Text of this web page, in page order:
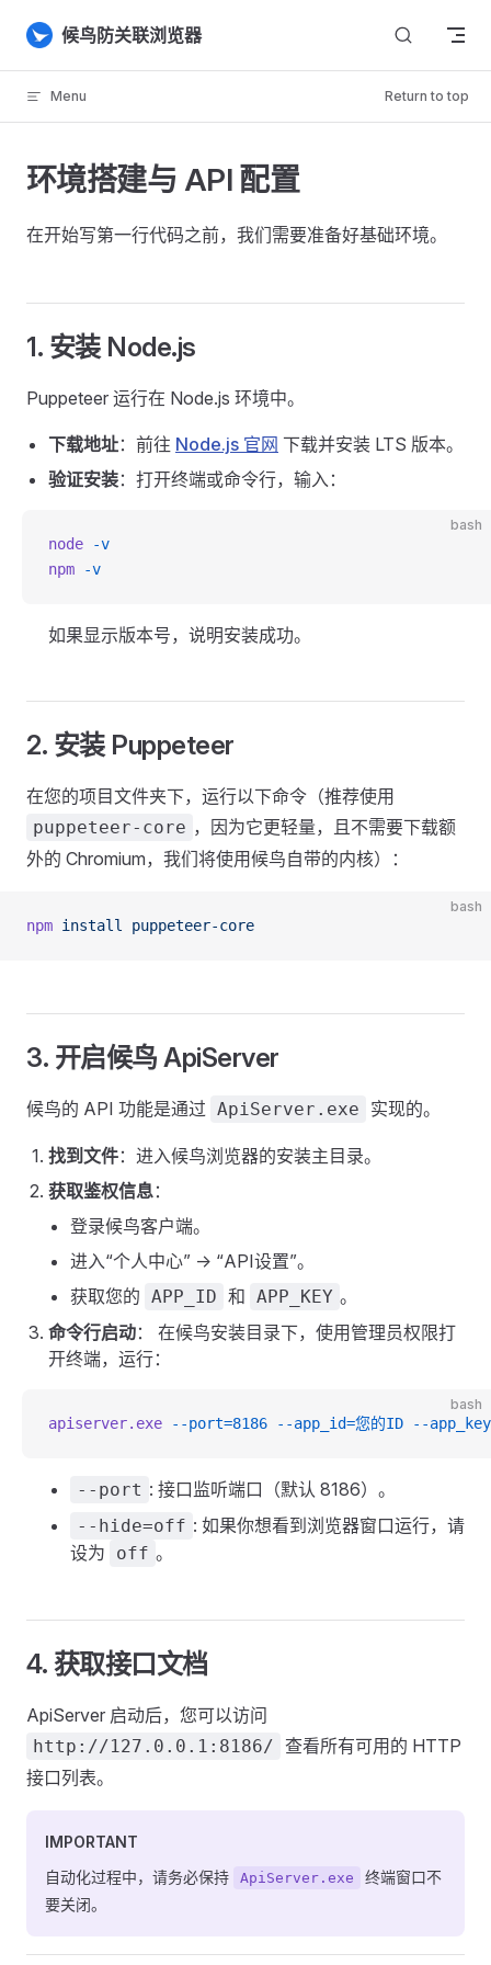
Skip to content
候鸟防关联浏览器
Menu Return to top
环境搭建与 API 配置
在开始写第一行代码之前，我们需要准备好基础环境。
1. 安装 Node.js
Puppeteer 运行在 Node.js 环境中。
下载地址：前往 Node.js 官网 下载并安装 LTS 版本。
验证安装：打开终端或命令行，输入：
bash
node -v
npm -v
如果显示版本号，说明安装成功。
2. 安装 Puppeteer
在您的项目文件夹下，运行以下命令（推荐使用
puppeteer-core ，因为它更轻量，且不需要下载额
外的 Chromium，我们将使用候鸟自带的内核）：
bash
npm install puppeteer-core
3. 开启候鸟 ApiServer
候鸟的 API 功能是通过 ApiServer.exe 实现的。
找到文件：进入候鸟浏览器的安装主目录。
获取鉴权信息：
登录候鸟客户端。
进入“个人中心” -> “API设置”。
获取您的 APP_ID 和 APP_KEY 。
命令行启动： 在候鸟安装目录下，使用管理员权限打
开终端，运行：
bash
apiserver.exe --port=8186 --app_id=您的ID --
--port : 接口监听端口（默认 8186）。
--hide=off : 如果你想看到浏览器窗口运行，请
设为
off 。
4. 获取接口文档
ApiServer 启动后，您可以访问
http://127.0.0.1:8186/ 查看所有可用的 HTTP
接口列表。
IMPORTANT
自动化过程中，请务必保持
ApiServer.exe
终端窗口不
要关闭。